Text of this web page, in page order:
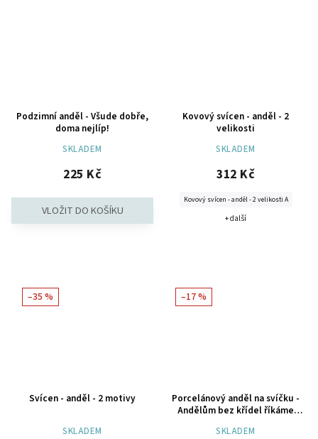
Podzimní anděl - Všude dobře,
doma nejlíp!
SKLADEM
225 Kč
Kovový svícen - anděl - 2
velikosti
SKLADEM
312 Kč
Kovový svícen - anděl - 2 velikosti A
+ další
–35 %
Svícen - anděl - 2 motivy
SKLADEM
–17 %
Porcelánový anděl na svíčku -
Andělům bez křídel říkáme
SKLADEM